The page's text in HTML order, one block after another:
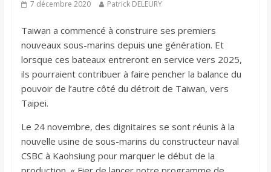
7 décembre 2020 Patrick DELEURY
Taiwan a commencé à construire ses premiers
nouveaux sous-marins depuis une génération. Et
lorsque ces bateaux entreront en service vers 2025,
ils pourraient contribuer à faire pencher la balance du
pouvoir de l’autre côté du détroit de Taiwan, vers
Taipei.
Le 24 novembre, des dignitaires se sont réunis à la
nouvelle usine de sous-marins du constructeur naval
CSBC à Kaohsiung pour marquer le début de la